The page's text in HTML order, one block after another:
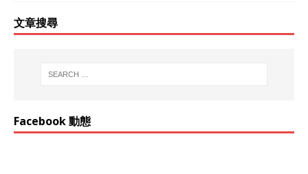
文章搜尋
Facebook 動態